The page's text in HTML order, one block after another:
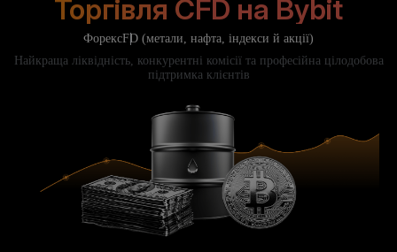
Торгівля CFD на Bybit
ФорексFD (метали, нафта, індекси й акції)
Найкраща ліквідність, конкурентні комісії та професійна цілодобова
підтримка клієнтів